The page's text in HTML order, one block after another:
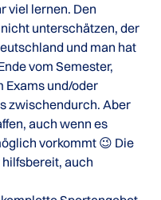
viel lernen. Den
unterschätzen, der
und man hat
vom Semester,
Exams und/oder
zwischendurch. Aber
auch wenn es
vorkommt 😉 Die
auch